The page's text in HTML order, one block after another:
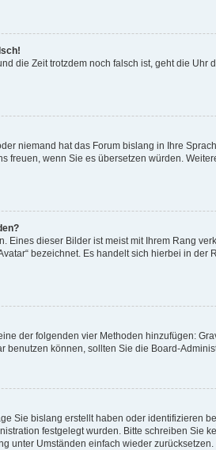
die Zeit trotzdem noch falsch ist, geht die
niemand hat das Forum bislang in Ihre
wenn Sie es übersetzen würden.
dieser Bilder ist meist mit Ihrem Rang
bezeichnet. Es handelt sich hierbei in
der folgenden vier Methoden hinzufügen:
können, sollten Sie die Board-
Sie bislang erstellt haben oder identifizieren
festgelegt wurden. Bitte schreiben
unter Umständen einfach wieder zurücksetzen.